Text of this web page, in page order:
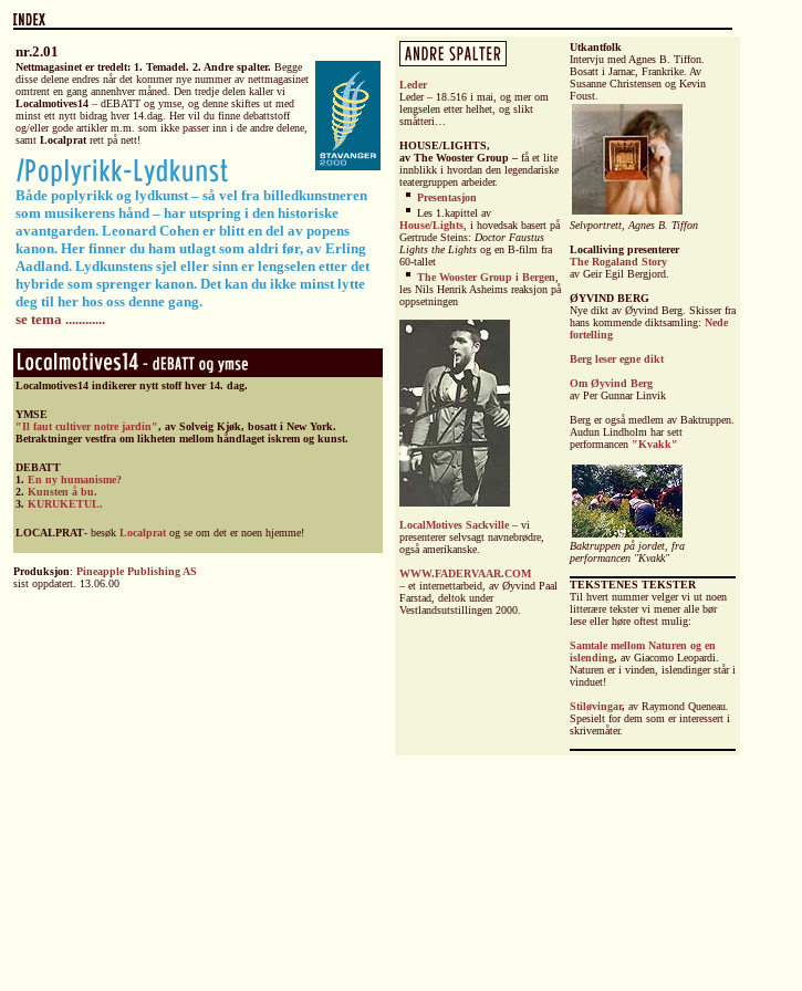
nr.2.01
Nettmagasinet er tredelt: 1. Temadel. 2. Andre spalter. Begge
disse delene endres når det kommer nye nummer av nettmagasinet
omtrent en gang annenhver måned. Den tredje delen kaller vi
Localmotives14 – dEBATT og ymse, og denne skiftes ut med
minst ett nytt bidrag hver 14.dag. Her vil du finne debattstoff
og/eller gode artikler m.m. som ikke passer inn i de andre delene,
samt Localprat rett på nett!
Både poplyrikk og lydkunst – så vel fra billedkunstneren
som musikerens hånd – har utspring i den historiske
avantgarden. Leonard Cohen er blitt en del av popens
kanon. Her finner du ham utlagt som aldri før, av Erling
Aadland. Lydkunstens sjel eller sinn er lengselen etter det
hybride som sprenger kanon. Det kan du ikke minst lytte
deg til her hos oss denne gang.
se tema ............
Localmotives14 indikerer nytt stoff hver 14. dag.
YMSE
"Il faut cultiver notre jardin", av Solveig Kjøk, bosatt i New York.
Betraktninger vestfra om likheten mellom håndlaget iskrem og kunst.
DEBATT
1. En ny humanisme?
2. Kunsten å bu.
3. KURUKETUL.
LOCALPRAT- besøk Localprat og se om det er noen hjemme!
Produksjon: Pineapple Publishing AS
sist oppdatert. 13.06.00
Leder
Leder – 18.516 i mai, og mer om
lengselen etter helhet, og slikt
småtteri…
HOUSE/LIGHTS,
av The Wooster Group – få et lite
innblikk i hvordan den legendariske
teatergruppen arbeider.
Presentasjon
Les 1.kapittel av
House/Lights , i hovedsak basert på
Gertrude Steins: Doctor Faustus
Lights the Lights og en B-film fra
60-tallet
The Wooster Group i Bergen
les Nils Henrik Asheims reaksjon på
oppsetningen
LocalMotives Sackville – vi
presenterer selvsagt navnebrødre,
også amerikanske.
WWW.FADERVAAR.COM
– et internettarbeid, av Øyvind Paal
Farstad, deltok under
Vestlandsutstillingen 2000.
Utkantfolk
Intervju med Agnes B. Tiffon.
Bosatt i Jarnac, Frankrike. Av
Susanne Christensen og Kevin
Foust.
Selvportrett, Agnes B. Tiffon
Localliving presenterer
The Rogaland Story
av Geir Egil Bergjord.
ØYVIND BERG
Nye dikt av Øyvind Berg. Skisser fra
hans kommende diktsamling: Nede
fortelling
Berg leser egne dikt
Om Øyvind Berg
av Per Gunnar Linvik
Berg er også medlem av Baktruppen.
Audun Lindholm har sett
performancen "Kvakk"
Baktruppen på jordet, fra
performancen "Kvakk"
TEKSTENES TEKSTER
Til hvert nummer velger vi ut noen
litterære tekster vi mener alle bør
lese eller høre oftest mulig:
Samtale mellom Naturen og en
islending, av Giacomo Leopardi.
Naturen er i vinden, islendinger står i
vinduet!
Stiløvingar, av Raymond Queneau
Spesielt for dem som er interessert i
skrivemåter.